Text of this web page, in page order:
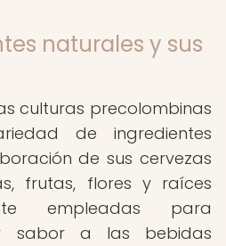
naturales y sus
culturas precolombinas
de ingredientes
de sus cervezas
frutas, flores y raíces
empleadas para
sabor a las bebidas